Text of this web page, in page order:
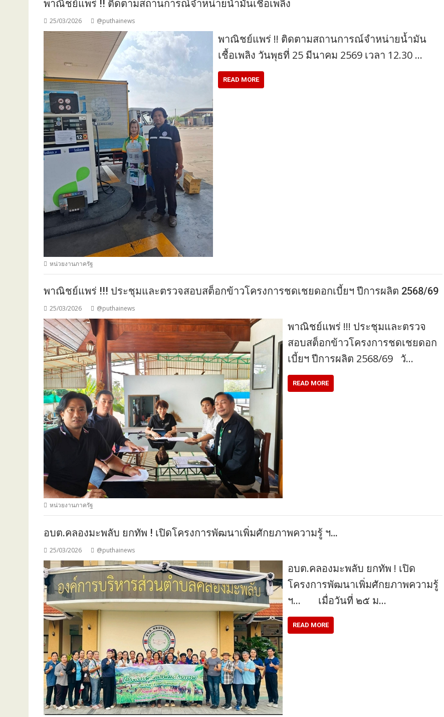
พาณิชย์แพร่ !! ติดตามสถานการณ์จำหน่ายน้ำมันเชื้อเพลิง
25/03/2026 @puthainews
พาณิชย์แพร่ !! ติดตามสถานการณ์จำหน่ายน้ำมัน
เชื้อเพลิง วันพุธที่ 25 มีนาคม 2569 เวลา 12.30 …
READ MORE
หน่วยงานภาครัฐ
พาณิชย์แพร่ !!! ประชุมและตรวจสอบสต็อกข้าวโครงการชดเชยดอกเบี้ยฯ ปีการผลิต 2568/69
25/03/2026 @puthainews
พาณิชย์แพร่ !!! ประชุมและตรวจ
สอบสต็อกข้าวโครงการชดเชยดอก
เบี้ยฯ ปีการผลิต 2568/69 วั…
READ MORE
หน่วยงานภาครัฐ
อบต.คลองมะพลับ ยกทัพ ! เปิดโครงการพัฒนาเพิ่มศักยภาพความรู้ ฯ…
25/03/2026 @puthainews
อบต.คลองมะพลับ ยกทัพ ! เปิด
โครงการพัฒนาเพิ่มศักยภาพความรู้
ฯ… เมื่อวันที่ ๒๕ ม…
READ MORE